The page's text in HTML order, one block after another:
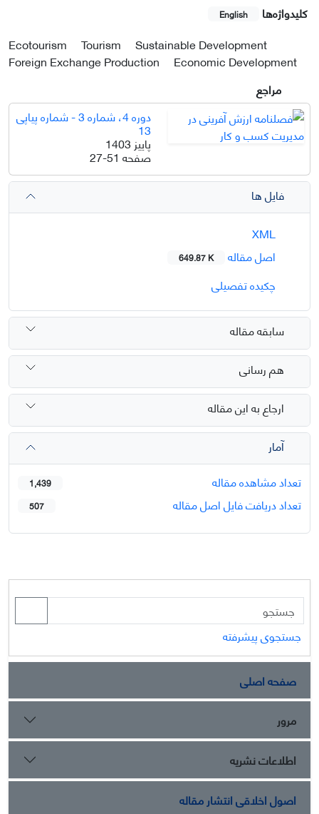
کلیدواژه‌ها English
Ecotourism Tourism
Sustainable Development
Foreign Exchange Production
Economic Development
مراجع
دوره 4، شماره 3 - شماره پیاپی
13
پاییز 1403
صفحه 27-51
فایل ها
اصل مقاله
649.87 K
چکیده تفصیلی
سابقه مقاله
هم رسانی
ارجاع به این مقاله
آمار
تعداد مشاهده مقاله
1,439
تعداد دریافت فایل اصل مقاله 507
جستجوی پیشرفته
صفحه اصلی
مرور
اطلاعات نشریه
اصول اخلاقی انتشار مقاله